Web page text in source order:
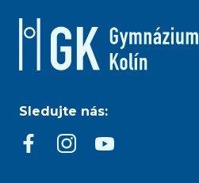
Sledujte nás: